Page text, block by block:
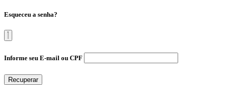
Esqueceu a senha?
Informe seu E-mail ou CPF
Recuperar